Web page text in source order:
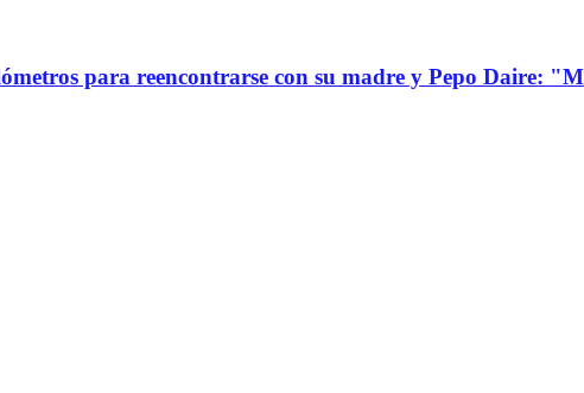
para reencontrarse con su madre y Pepo Daire: